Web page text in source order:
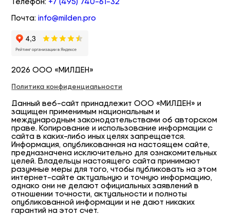
Почта:info@milden.pro
2026 ООО «МИЛДЕН»
Политика конфиденциальности
Данный веб-сайт принадлежит ООО «МИЛДЕН» и
защищен применимым национальным и
международным законодательствами об авторском
праве. Копирование и использование информации с
сайта в каких-либо иных целях запрещается.
Информация, опубликованная на настоящем сайте,
предназначена исключительно для ознакомительных
целей. Владельцы настоящего сайта принимают
разумные меры для того, чтобы публиковать на этом
интернет-сайте актуальную и точную информацию,
однако они не делают официальных заявлений в
отношении точности, актуальности и полноты
опубликованной информации и не дают никаких
гарантий на этот счет.